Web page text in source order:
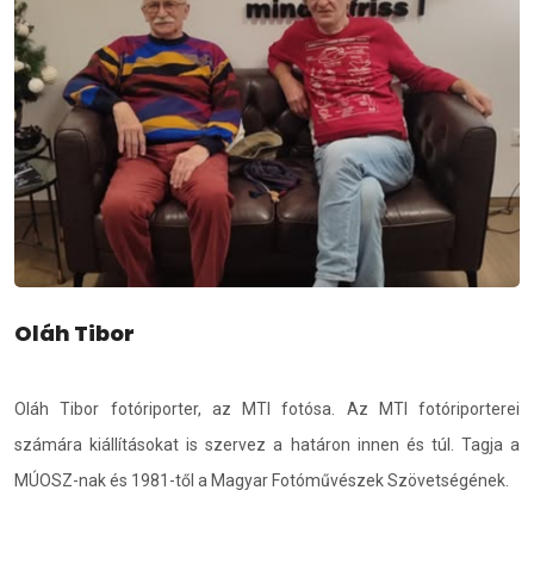
Oláh Tibor
Oláh Tibor fotóriporter, az MTI fotósa. Az MTI fotóriporterei
számára kiállításokat is szervez a határon innen és túl. Tagja a
MÚOSZ-nak és 1981-től a Magyar Fotóművészek Szövetségének.